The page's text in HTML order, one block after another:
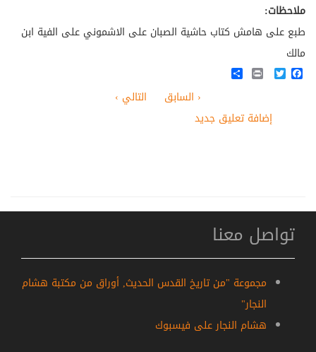
ملاحظات:
طبع على هامش كتاب حاشية الصبان على الاشموني على الفية ابن
مالك
Facebook
Twitter
Print
‹ السابق
التالي ›
إضافة تعليق جديد
تواصل معنا
مجموعة "من تاريخ القدس الحديث, أوراق من مكتبة هشام
النجار"
هشام النجار على فيسبوك